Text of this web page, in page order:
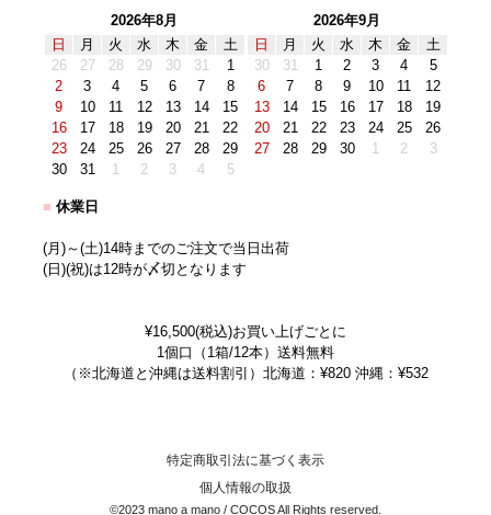
2026年8月
日
月 火 水 木 金
土
26
27 28 29 30 31
1
2
3 4 5 6 7
8
9
10 11 12 13 14
15
16
17 18 19 20 21
22
23
24 25 26 27 28
29
30
31 1 2 3 4 5
2026年9月
日
月 火 水 木 金
土
30
31 1 2 3 4
5
6
7 8 9 10 11
12
13
14 15 16 17 18
19
20
21 22 23 24 25
26
27
28 29 30 1 2 3
■ 休業日
(月)～(土)14時までのご注文で当日出荷
(日)(祝)は12時が〆切となります
¥16,500(税込)お買い上げごとに
1個口（1箱/12本）送料無料
（※北海道と沖縄は送料割引）北海道：¥820 沖縄：¥532
特定商取引法に基づく表示
個人情報の取扱
©2023 mano a mano / COCOS All Rights reserved.